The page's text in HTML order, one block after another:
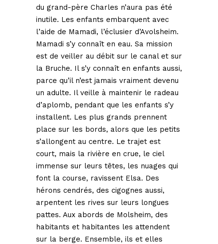
du grand-père Charles n’aura pas été
inutile. Les enfants embarquent avec
l’aide de Mamadi, l’éclusier d’Avolsheim.
Mamadi s’y connaît en eau. Sa mission
est de veiller au débit sur le canal et sur
la Bruche. Il s’y connaît en enfants aussi,
parce qu’il n’est jamais vraiment devenu
un adulte. Il veille à maintenir le radeau
d’aplomb, pendant que les enfants s’y
installent. Les plus grands prennent
place sur les bords, alors que les petits
s’allongent au centre. Le trajet est
court, mais la rivière en crue, le ciel
immense sur leurs têtes, les nuages qui
font la course, ravissent Elsa. Des
hérons cendrés, des cigognes aussi,
arpentent les rives sur leurs longues
pattes. Aux abords de Molsheim, des
habitants et habitantes les attendent
sur la berge. Ensemble, ils et elles